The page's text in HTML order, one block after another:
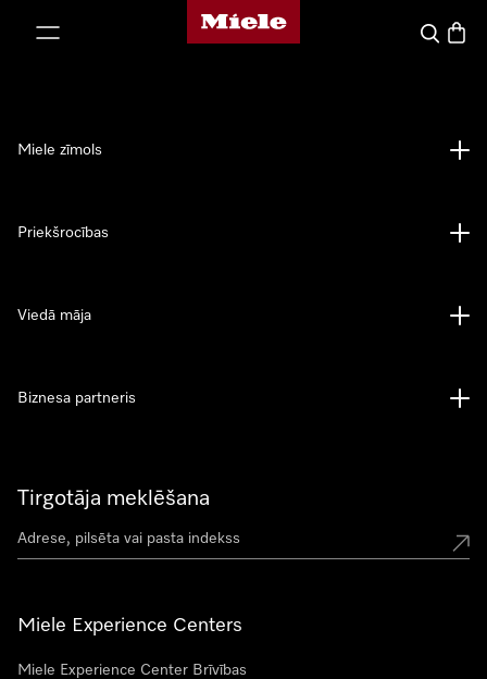
Miele mājas lapa
Tirgotāja meklēšana
Miele Experience Centers
Miele Experience Center Brīvības
Miele zīmols
Priekšrocības
Viedā māja
Biznesa partneris